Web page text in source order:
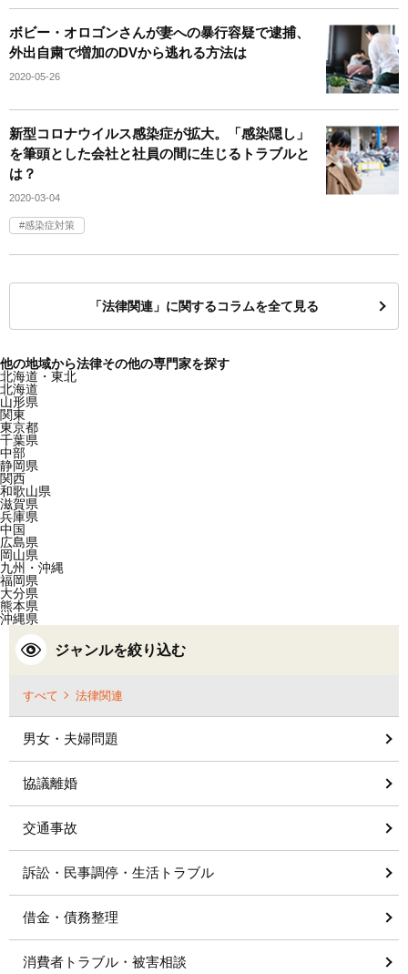
ボビー・オロゴンさんが妻への暴行容疑で逮捕、
外出自粛で増加のDVから逃れる方法は
2020-05-26
新型コロナウイルス感染症が拡大。「感染隠し」
を筆頭とした会社と社員の間に生じるトラブルと
は？
2020-03-04
感染症対策
「法律関連」に関するコラムを全て見る
他の地域から法律その他の専門家を探す
北海道・東北
北海道
山形県
関東
東京都
千葉県
中部
静岡県
関西
和歌山県
滋賀県
兵庫県
中国
広島県
岡山県
九州・沖縄
福岡県
大分県
熊本県
沖縄県
ジャンルを絞り込む
すべて 法律関連
男女・夫婦問題
協議離婚
交通事故
訴訟・民事調停・生活トラブル
借金・債務整理
消費者トラブル・被害相談